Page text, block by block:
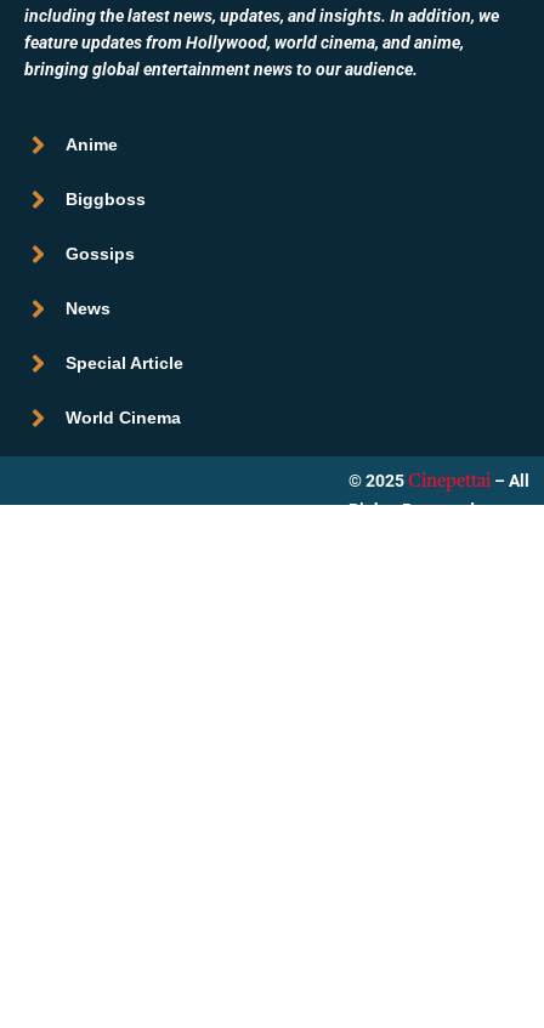
including the latest news, updates, and insights. In addition, we
feature updates from Hollywood, world cinema, and anime,
bringing global entertainment news to our audience.
Anime
Biggboss
Gossips
News
Special Article
World Cinema
© 2025 Cinepettai – All
Rights Reserved